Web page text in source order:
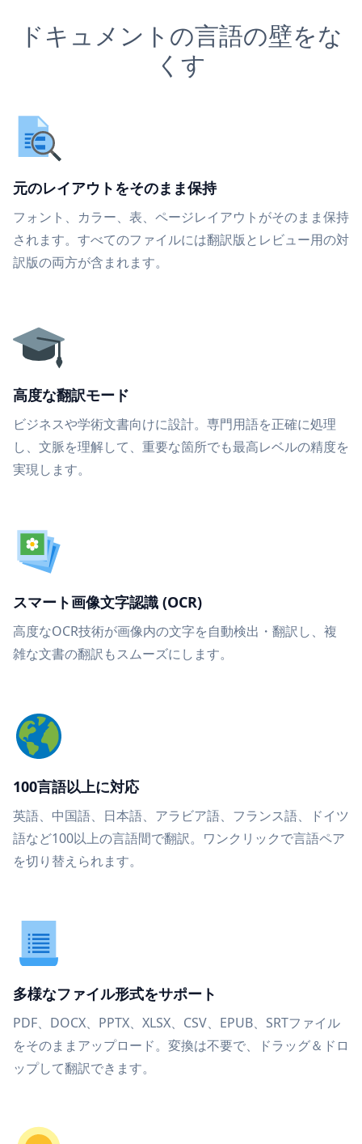
ドキュメントの言語の壁をな
くす
元のレイアウトをそのまま保持
フォント、カラー、表、ページレイアウトがそのまま保持
されます。すべてのファイルには翻訳版とレビュー用の対
訳版の両方が含まれます。
高度な翻訳モード
ビジネスや学術文書向けに設計。専門用語を正確に処理
し、文脈を理解して、重要な箇所でも最高レベルの精度を
実現します。
スマート画像文字認識 (OCR)
高度なOCR技術が画像内の文字を自動検出・翻訳し、複
雑な文書の翻訳もスムーズにします。
100言語以上に対応
英語、中国語、日本語、アラビア語、フランス語、ドイツ
語など100以上の言語間で翻訳。ワンクリックで言語ペア
を切り替えられます。
多様なファイル形式をサポート
PDF、DOCX、PPTX、XLSX、CSV、EPUB、SRTファイル
をそのままアップロード。変換は不要で、ドラッグ＆ドロ
ップして翻訳できます。